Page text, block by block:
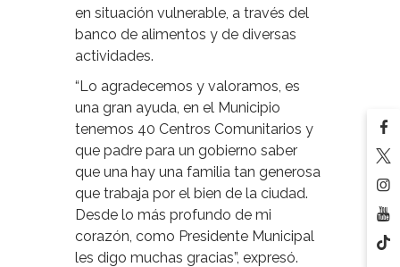
en situación vulnerable, a través del
banco de alimentos y de diversas
actividades.
“Lo agradecemos y valoramos, es
una gran ayuda, en el Municipio
tenemos 40 Centros Comunitarios y
que padre para un gobierno saber
que una hay una familia tan generosa
que trabaja por el bien de la ciudad.
Desde lo más profundo de mi
corazón, como Presidente Municipal
les digo muchas gracias”, expresó.